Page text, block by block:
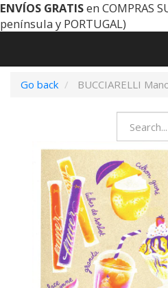
ENVÍOS GRATISen COMPRAS
península y PORTUGAL)
Go back
BUCCIARELLI